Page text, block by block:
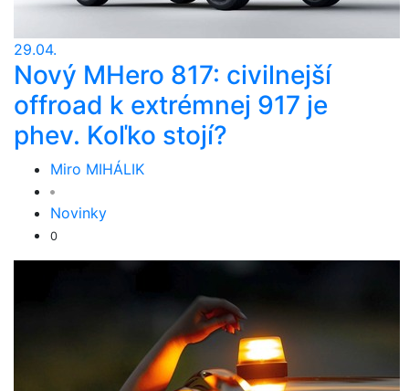
29.04.
Nový MHero 817: civilnejší
offroad k extrémnej 917 je
phev. Koľko stojí?
Miro MIHÁLIK
Novinky
0